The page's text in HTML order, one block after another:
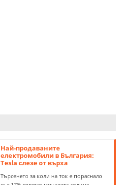
Най-продаваните
електромобили в България:
Tesla слезе от върха
Търсенето за коли на ток е пораснало